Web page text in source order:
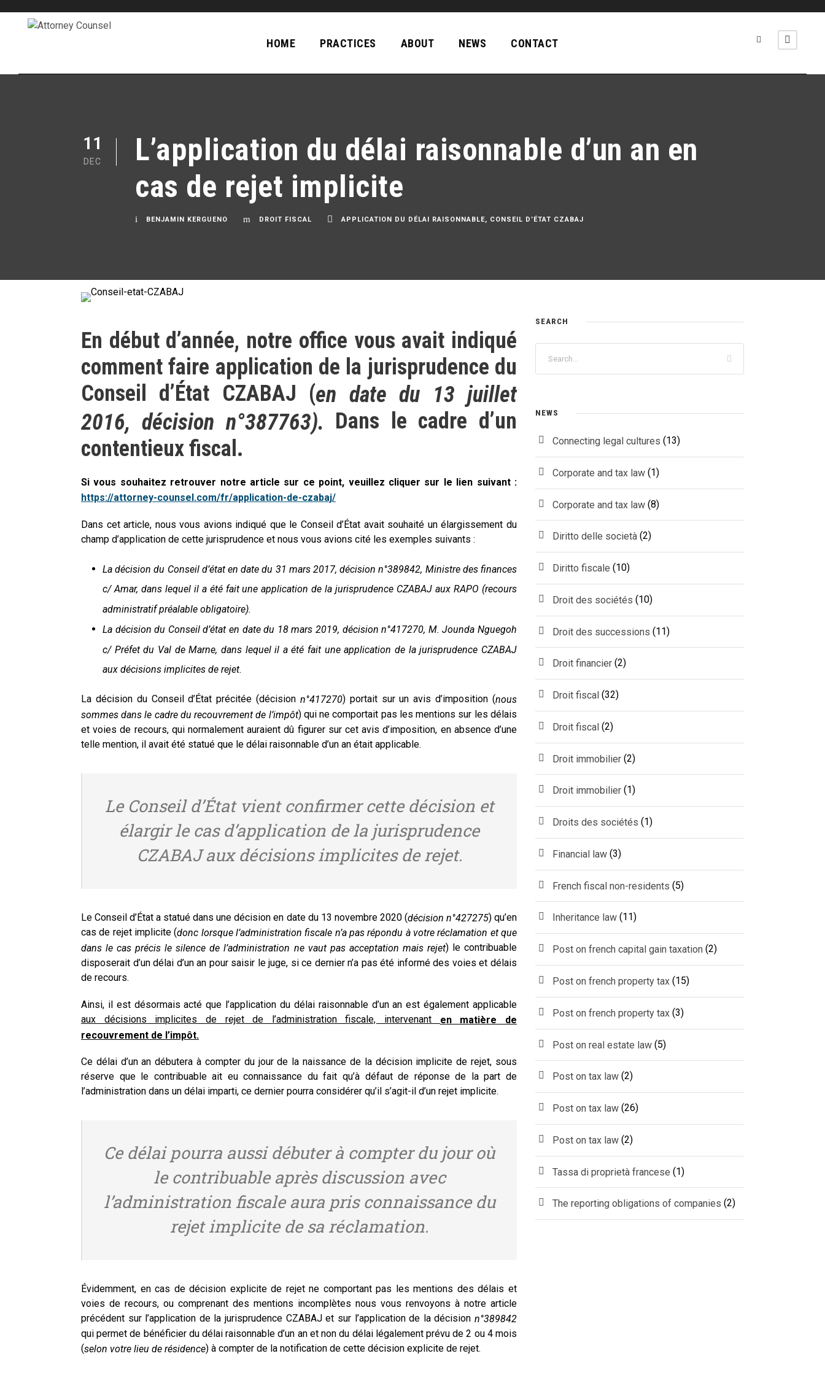
HOME PRACTICES ABOUT NEWS CONTACT
11
DEC
L’application du délai raisonnable d’un an en
cas de rejet implicite
BENJAMIN KERGUENO DROIT FISCAL APPLICATION DU DÉLAI RAISONNABLE, CONSEIL D’ÉTAT CZABAJ
En début d’année, notre office vous avait indiqué
comment faire application de la jurisprudence du
Conseil d’État CZABAJ (en date du 13 juillet
2016, décision n°387763). Dans le cadre d’un
contentieux fiscal.
Si vous souhaitez retrouver notre article sur ce point, veuillez cliquer sur le lien suivant :
https://attorney-counsel.com/fr/application-de-czabaj/
Dans cet article, nous vous avions indiqué que le Conseil d’État avait souhaité un élargissement du
champ d’application de cette jurisprudence et nous vous avions cité les exemples suivants :
La décision du Conseil d’état en date du 31 mars 2017, décision n°389842, Ministre des finances
c/ Amar, dans lequel il a été fait une application de la jurisprudence CZABAJ aux RAPO (recours
administratif préalable obligatoire).
La décision du Conseil d’état en date du 18 mars 2019, décision n°417270, M. Jounda Nguegoh
c/ Préfet du Val de Marne, dans lequel il a été fait une application de la jurisprudence CZABAJ
aux décisions implicites de rejet.
La décision du Conseil d’État précitée (décision n°417270) portait sur un avis d’imposition (nous
sommes dans le cadre du recouvrement de l’impôt) qui ne comportait pas les mentions sur les délais
et voies de recours, qui normalement auraient dû figurer sur cet avis d’imposition, en absence d’une
telle mention, il avait été statué que le délai raisonnable d’un an était applicable.
Le Conseil d’État vient confirmer cette décision et
élargir le cas d’application de la jurisprudence
CZABAJ aux décisions implicites de rejet.
Le Conseil d’État a statué dans une décision en date du 13 novembre 2020 (décision n°427275) qu’en
cas de rejet implicite (donc lorsque l’administration fiscale n’a pas répondu à votre réclamation et que
dans le cas précis le silence de l’administration ne vaut pas acceptation mais rejet) le contribuable
disposerait d’un délai d’un an pour saisir le juge, si ce dernier n’a pas été informé des voies et délais
de recours.
Ainsi, il est désormais acté que l’application du délai raisonnable d’un an est également applicable
aux décisions implicites de rejet de l’administration fiscale, intervenant en matière de
recouvrement de l’impôt.
Ce délai d’un an débutera à compter du jour de la naissance de la décision implicite de rejet, sous
réserve que le contribuable ait eu connaissance du fait qu’à défaut de réponse de la part de
l’administration dans un délai imparti, ce dernier pourra considérer qu’il s’agit-il d’un rejet implicite.
Ce délai pourra aussi débuter à compter du jour où
le contribuable après discussion avec
l’administration fiscale aura pris connaissance du
rejet implicite de sa réclamation.
Évidemment, en cas de décision explicite de rejet ne comportant pas les mentions des délais et
voies de recours, ou comprenant des mentions incomplètes nous vous renvoyons à notre article
précédent sur l’application de la jurisprudence CZABAJ et sur l’application de la décision n°389842
qui permet de bénéficier du délai raisonnable d’un an et non du délai légalement prévu de 2 ou 4 mois
(selon votre lieu de résidence) à compter de la notification de cette décision explicite de rejet.
SEARCH
NEWS
Connecting legal cultures (13)
Corporate and tax law (1)
Corporate and tax law (8)
Diritto delle società (2)
Diritto fiscale (10)
Droit des sociétés (10)
Droit des successions (11)
Droit financier (2)
Droit fiscal (32)
Droit fiscal (2)
Droit immobilier (2)
Droit immobilier (1)
Droits des sociétés (1)
Financial law (3)
French fiscal non-residents (5)
Inheritance law (11)
Post on french capital gain taxation (2)
Post on french property tax (15)
Post on french property tax (3)
Post on real estate law (5)
Post on tax law (2)
Post on tax law (26)
Post on tax law (2)
Tassa di proprietà francese (1)
The reporting obligations of companies (2)